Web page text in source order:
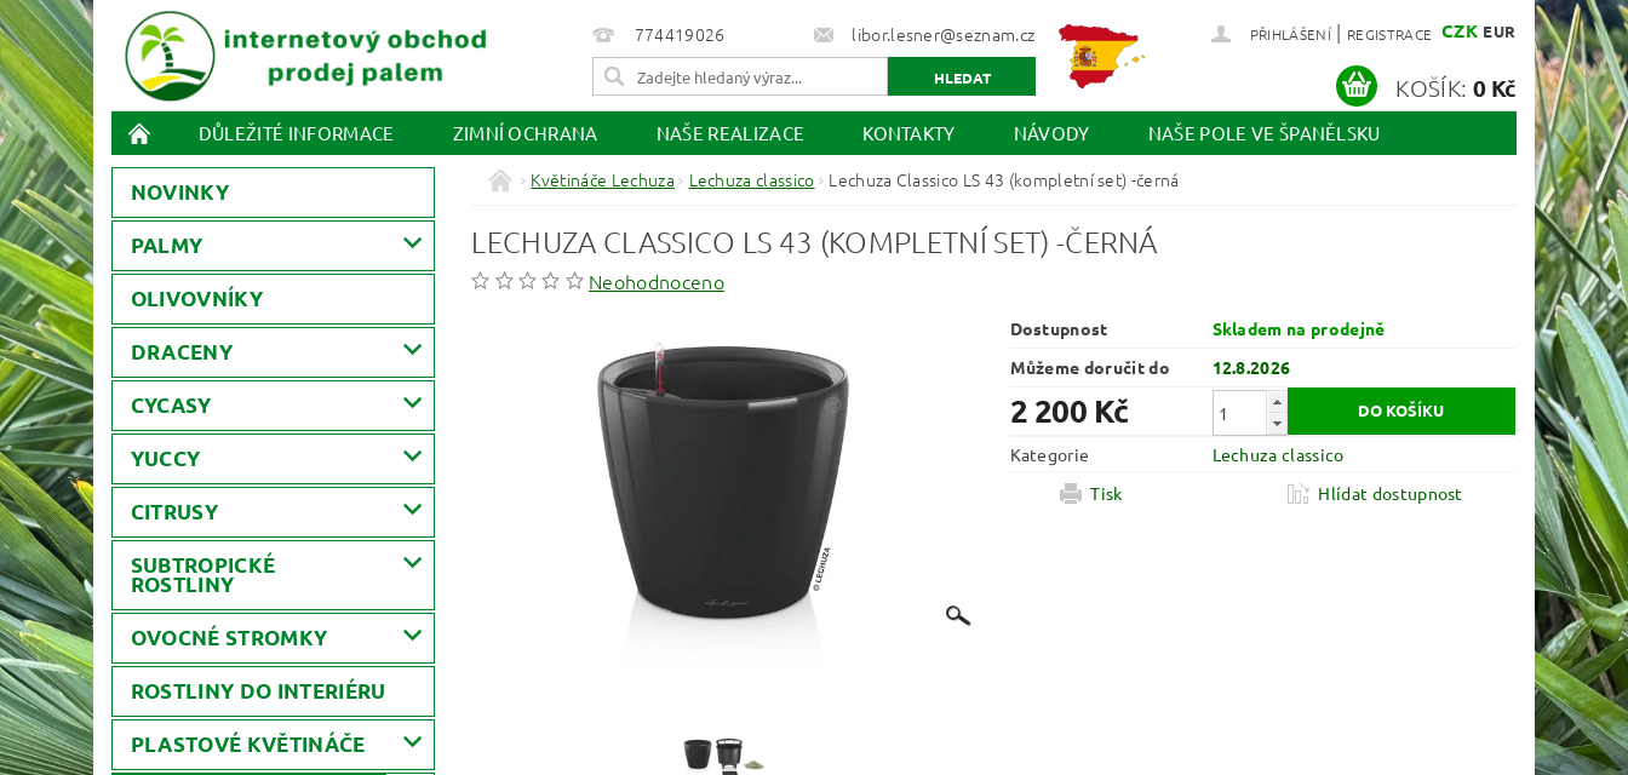
774419026 libor.lesner@seznam.cz PŘIHLÁŠENÍ | REGISTRACE CZK EUR
KOŠÍK: 0 Kč
DŮLEŽITÉ INFORMACE ZIMNÍ OCHRANA NAŠE REALIZACE KONTAKTY NÁVODY NAŠE POLE VE ŠPANĚLSKU
NOVINKY
PALMY
OLIVOVNÍKY
DRACENY
CYCASY
YUCCY
CITRUSY
SUBTROPICKÉ
ROSTLINY
OVOCNÉ STROMKY
ROSTLINY DO INTERIÉRU
PLASTOVÉ KVĚTINÁČE
Květináče Lechuza Lechuza classico Lechuza Classico LS 43 (kompletní set) -černá
LECHUZA CLASSICO LS 43 (KOMPLETNÍ SET) -ČERNÁ
Neohodnoceno
Dostupnost
Skladem na prodejně
Můžeme doručit do
12.8.2026
2 200 Kč
Kategorie
Lechuza classico
Tisk
Hlídat dostupnost